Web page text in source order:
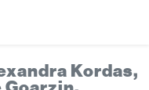
Kordas,